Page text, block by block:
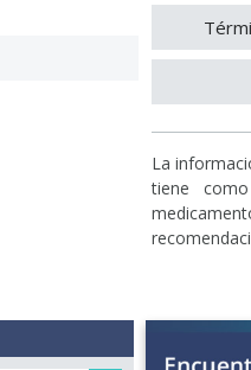
La
tiene